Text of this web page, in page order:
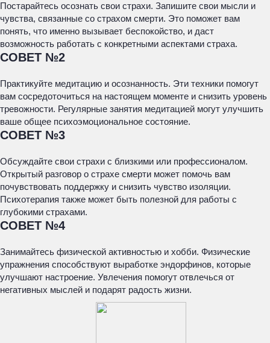
Постарайтесь осознать свои страхи. Запишите свои мысли и
чувства, связанные со страхом смерти. Это поможет вам
понять, что именно вызывает беспокойство, и даст
возможность работать с конкретными аспектами страха.
СОВЕТ №2
Практикуйте медитацию и осознанность. Эти техники помогут
вам сосредоточиться на настоящем моменте и снизить уровень
тревожности. Регулярные занятия медитацией могут улучшить
ваше общее психоэмоциональное состояние.
СОВЕТ №3
Обсуждайте свои страхи с близкими или профессионалом.
Открытый разговор о страхе смерти может помочь вам
почувствовать поддержку и снизить чувство изоляции.
Психотерапия также может быть полезной для работы с
глубокими страхами.
СОВЕТ №4
Занимайтесь физической активностью и хобби. Физические
упражнения способствуют выработке эндорфинов, которые
улучшают настроение. Увлечения помогут отвлечься от
негативных мыслей и подарят радость жизни.